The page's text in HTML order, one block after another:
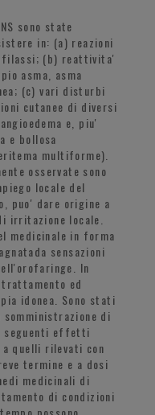
sono state
in: (a) reazioni
(b) reattivita'
asma, asma
(c) vari disturbi
cutanee di diversi
e, piu'
e bollosa
multiforme).
osservate sono
locale del
puo' dare origine a
irritazione locale.
medicinale in forma
sensazioni
In
ed
idonea. Sono stati
di
seguenti effetti
quelli rilevati con
termine e a dosi
medicinali di
di condizioni